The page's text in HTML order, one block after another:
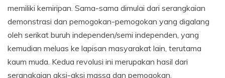
memiliki kemiripan. Sama-sama dimulai dari serangkaian
demonstrasi dan pemogokan-pemogokan yang digalang
oleh serikat buruh independen/semi independen, yang
kemudian meluas ke lapisan masyarakat lain, terutama
kaum muda. Kedua revolusi ini merupakan hasil dari
serangkaian aksi-aksi massa dan pemogokan.